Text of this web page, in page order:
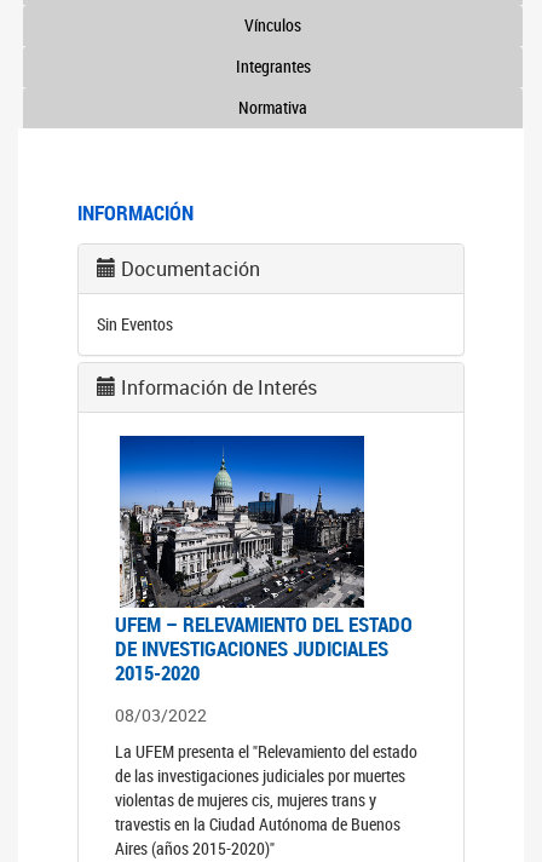
Vínculos
Integrantes
Normativa
INFORMACIÓN
Documentación
Sin Eventos
Información de Interés
UFEM – RELEVAMIENTO DEL ESTADO
DE INVESTIGACIONES JUDICIALES
2015-2020
08/03/2022
La UFEM presenta el "Relevamiento del estado
de las investigaciones judiciales por muertes
violentas de mujeres cis, mujeres trans y
travestis en la Ciudad Autónoma de Buenos
Aires (años 2015-2020)"